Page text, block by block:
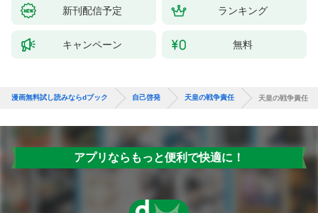
新刊配信予定 ランキング
キャンペーン 無料
漫画無料試し読みならdブック 自己啓発 天皇の戦争責任 天皇の戦争責任
アプリならもっと便利で快適に！